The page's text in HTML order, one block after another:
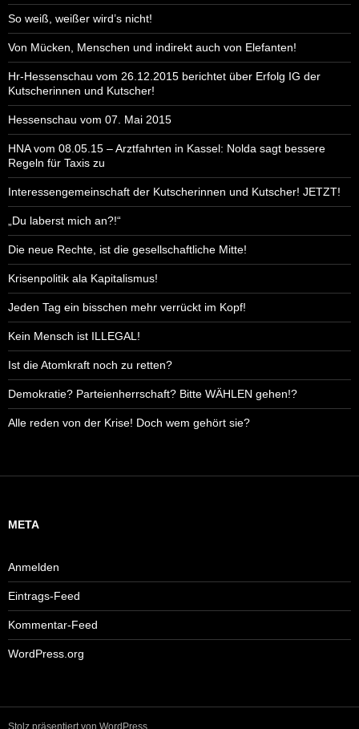
So weiß, weißer wird’s nicht!
Von Mücken, Menschen und indirekt auch von Elefanten!
Hr-Hessenschau vom 26.12.2015 berichtet über Erfolg IG der
Kutscherinnen und Kutscher!
Hessenschau vom 07. Mai 2015
HNA vom 08.05.15 – Arztfahrten in Kassel: Nolda sagt bessere
Regeln für Taxis zu
Interessengemeinschaft der Kutscherinnen und Kutscher! JETZT!
„Du laberst mich an?!“
Die neue Rechte, ist die gesellschaftliche Mitte!
Krisenpolitik ala Kapitalismus!
Jeden Tag ein bisschen mehr verrückt im Kopf!
Kein Mensch ist ILLEGAL!
Ist die Atomkraft noch zu retten?
Demokratie? Parteienherrschaft? Bitte WÄHLEN gehen!?
Alle reden von der Krise! Doch wem gehört sie?
META
Anmelden
Eintrags-Feed
Kommentar-Feed
WordPress.org
Stolz präsentiert von WordPress